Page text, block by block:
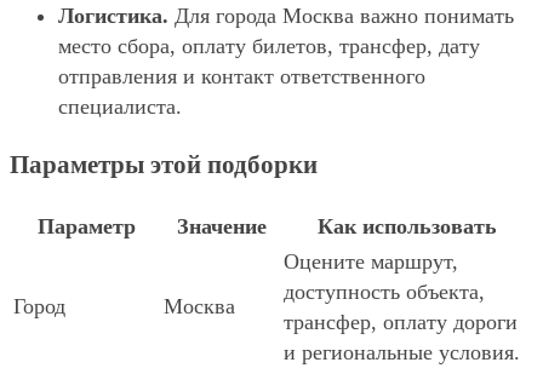
Логистика. Для города Москва важно понимать
место сбора, оплату билетов, трансфер, дату
отправления и контакт ответственного
специалиста.
Параметры этой подборки
Параметр Значение Как использовать
Город Москва
Оцените маршрут,
доступность объекта,
трансфер, оплату дороги
и региональные условия.